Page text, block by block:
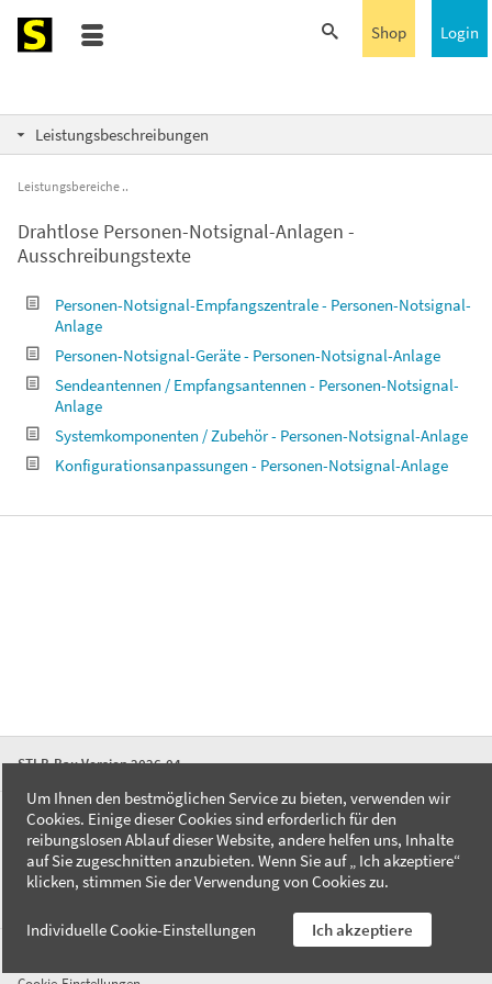
Login
Shop
Leistungsbeschreibungen
Leistungsbereiche
Drahtlose Personen-Notsignal-Anlagen -
Ausschreibungstexte
Personen-Notsignal-Empfangszentrale - Personen-Notsignal-
Anlage
Personen-Notsignal-Geräte - Personen-Notsignal-Anlage
Sendeantennen / Empfangsantennen - Personen-Notsignal-
Anlage
Systemkomponenten / Zubehör - Personen-Notsignal-Anlage
Konfigurationsanpassungen - Personen-Notsignal-Anlage
STLB-Bau Version 2026-04
FAQ
Kontakt
Datenschutzerklärung
Um Ihnen den bestmöglichen Service zu bieten, verwenden wir
Cookies. Einige dieser Cookies sind erforderlich für den
reibungslosen Ablauf dieser Website, andere helfen uns, Inhalte
auf Sie zugeschnitten anzubieten. Wenn Sie auf „ Ich akzeptiere“
klicken, stimmen Sie der Verwendung von Cookies zu.
Individuelle Cookie-Einstellungen Ich akzeptiere